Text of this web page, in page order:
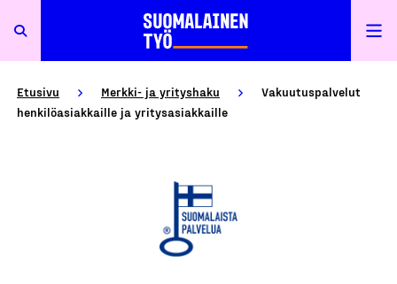
Etusivu Merkki- ja yrityshaku
Vakuutuspalvelut
henkilöasiakkaille ja yritysasiakkaille